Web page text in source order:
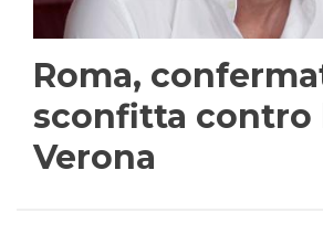
Roma,
sconfitta contro
Verona